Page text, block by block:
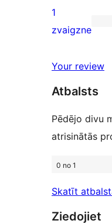
reviews
2-
star
3
star
1
zvaigzne
Your review
Atbalsts
Pēdējo divu
atrisinātās
0 no 1
Skatīt
Ziedojiet